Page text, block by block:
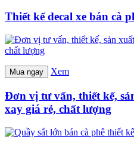
Thiết kế decal xe bán cà
Mua ngay Xem
Đơn vị tư vấn, thiết kế,
xay giá rẻ, chất lượng